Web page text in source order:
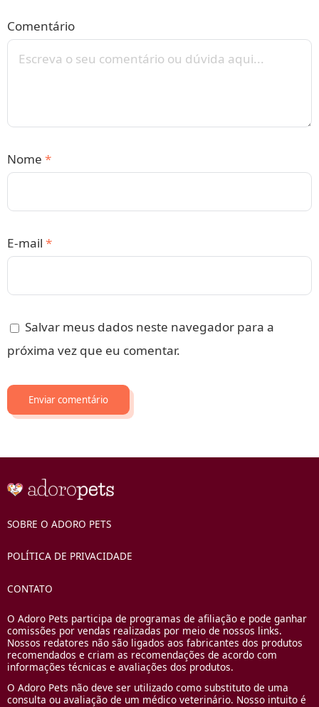
Comentário
Nome *
E-mail *
Salvar meus dados neste navegador para a
próxima vez que eu comentar.
SOBRE O ADORO PETS
POLÍTICA DE PRIVACIDADE
CONTATO
O Adoro Pets participa de programas de afiliação e pode ganhar
comissões por vendas realizadas por meio de nossos links.
Nossos redatores não são ligados aos fabricantes dos produtos
recomendados e criam as recomendações de acordo com
informações técnicas e avaliações dos produtos.
O Adoro Pets não deve ser utilizado como substituto de uma
consulta ou avaliação de um médico veterinário. Nosso intuito é